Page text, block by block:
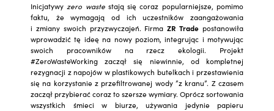
Inicjatywy zero wastestają się coraz popularniejsze, pomimo
faktu, że wymagają od ich uczestników zaangażowania
i zmiany swoich przyzwyczajeń. FirmaZR Trade postanowiła
wprowadzić tę ideę na nowy poziom, integrując i motywując
swoich pracowników na rzecz ekologii. Projekt
#ZeroWasteWorking zaczął się niewinnie, od kompletnej
rezygnacji z napojów w plastikowych butelkach i przestawienia
się na korzystanie z przefiltrowanej wody ”z kranu”. Z czasem
zaczął przybierać coraz to szersze wymiary. Oprócz sortowania
wszystkich śmieci w biurze, używania jedynie papieru